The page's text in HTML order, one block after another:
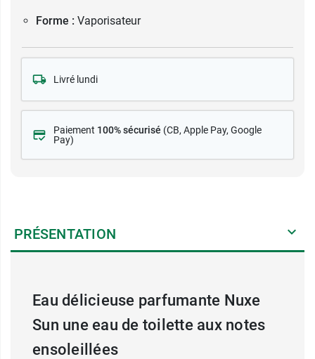
Forme : Vaporisateur
Livré lundi
Paiement 100% sécurisé (CB, Apple Pay, Google
Pay)
PRÉSENTATION
Eau délicieuse parfumante Nuxe
Sun une eau de toilette aux notes
ensoleillées